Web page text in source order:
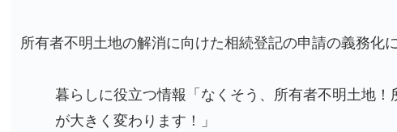
所有者不明土地の解消に向けた相続登記の申請の義務化
暮らしに役立つ情報「なくそう、所有者不明土地
が大きく変わります！」